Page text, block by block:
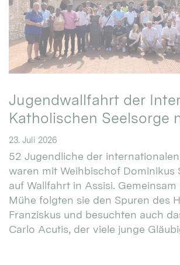
Jugendwallfahrt der
Katholischen Seelsorge
23. Juli 2026
52 Jugendliche der
waren mit Weihbischof Dominikus
auf Wallfahrt in Assisi.
Mühe folgten sie den Spuren des
Franziskus und besuchten auch
Carlo Acutis, der viele junge